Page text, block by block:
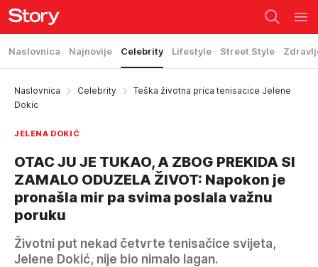
Naslovnica Najnovije Celebrity Lifestyle Street Style
Naslovnica Celebrity
Teška životna prica tenisacice Jelene
Dokic
JELENA DOKIĆ
OTAC JU JE TUKAO, A ZBOG PREKIDA SI
ZAMALO ODUZELA ŽIVOT: Napokon je
pronašla mir pa svima poslala važnu
poruku
Životni put nekad četvrte tenisačice svijeta,
Jelene Dokić, nije bio nimalo lagan.